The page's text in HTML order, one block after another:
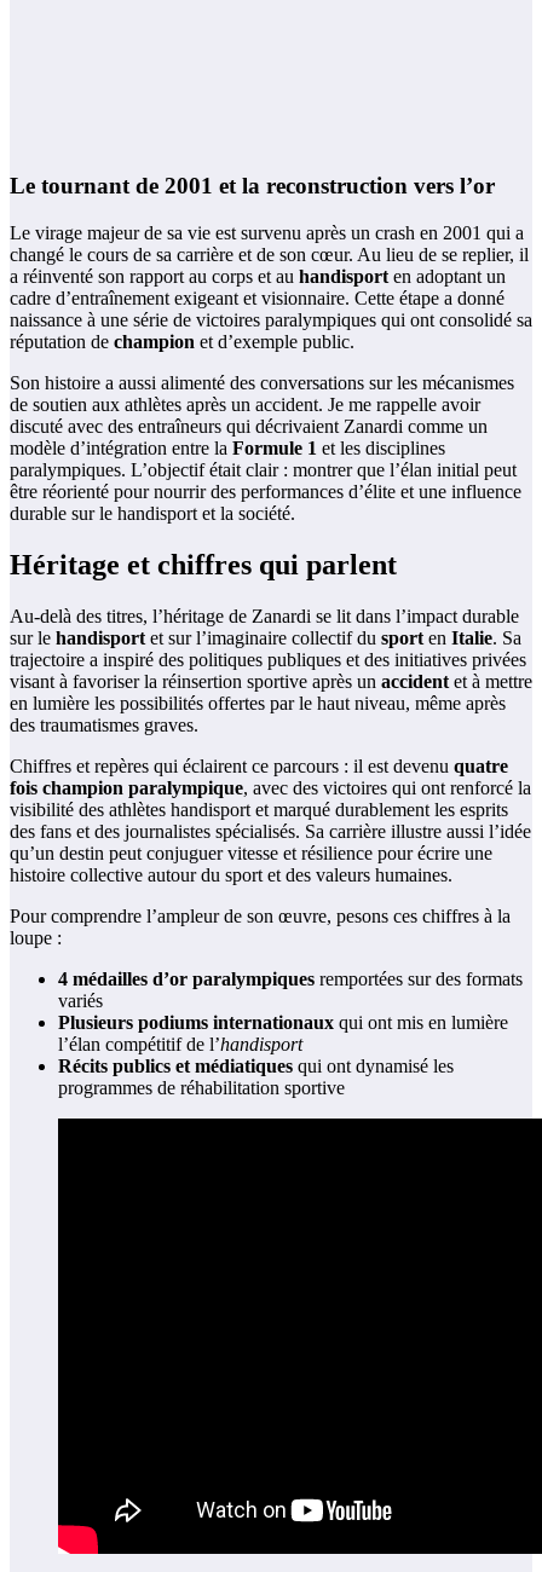
Le tournant de 2001 et la reconstruction vers l’or
Le virage majeur de sa vie est survenu après un crash en 2001 qui a
changé le cours de sa carrière et de son cœur. Au lieu de se replier, il
a réinventé son rapport au corps et au handisport en adoptant un
cadre d’entraînement exigeant et visionnaire. Cette étape a donné
naissance à une série de victoires paralympiques qui ont consolidé sa
réputation de champion et d’exemple public.
Son histoire a aussi alimenté des conversations sur les mécanismes
de soutien aux athlètes après un accident. Je me rappelle avoir
discuté avec des entraîneurs qui décrivaient Zanardi comme un
modèle d’intégration entre la Formule 1 et les disciplines
paralympiques. L’objectif était clair : montrer que l’élan initial peut
être réorienté pour nourrir des performances d’élite et une influence
durable sur le handisport et la société.
Héritage et chiffres qui parlent
Au-delà des titres, l’héritage de Zanardi se lit dans l’impact durable
sur le handisport et sur l’imaginaire collectif du sport en Italie. Sa
trajectoire a inspiré des politiques publiques et des initiatives privées
visant à favoriser la réinsertion sportive après un accident et à mettre
en lumière les possibilités offertes par le haut niveau, même après
des traumatismes graves.
Chiffres et repères qui éclairent ce parcours : il est devenu quatre
fois champion paralympique, avec des victoires qui ont renforcé la
visibilité des athlètes handisport et marqué durablement les esprits
des fans et des journalistes spécialisés. Sa carrière illustre aussi l’idée
qu’un destin peut conjuguer vitesse et résilience pour écrire une
histoire collective autour du sport et des valeurs humaines.
Pour comprendre l’ampleur de son œuvre, pesons ces chiffres à la
loupe :
4 médailles d’or paralympiques remportées sur des formats
variés
Plusieurs podiums internationaux qui ont mis en lumière
l’élan compétitif de l’handisport
Récits publics et médiatiques qui ont dynamisé les
programmes de réhabilitation sportive